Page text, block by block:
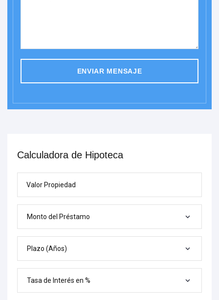
ENVIAR MENSAJE
Calculadora de Hipoteca
Valor Propiedad
Monto del Préstamo
Plazo (Años)
Tasa de Interés en %